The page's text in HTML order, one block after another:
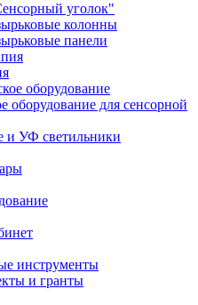
уголок"
колонны
панели
оборудование
оборудование для сенсорной
и УФ светильники
инструменты
и гранты